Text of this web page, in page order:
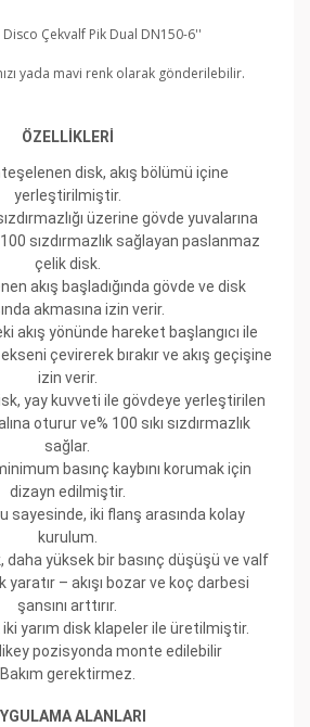
Disco Çekvalf Pik Dual DN150-6''
yada mavi renk olarak gönderilebilir.
ÖZELLİKLERİ
disk, akış bölümü içine
yerleştirilmiştir.
üzerine gövde yuvalarına
sızdırmazlık sağlayan paslanmaz
çelik disk.
akış başladığında gövde ve disk
akmasına izin verir.
akış yönünde hareket başlangıcı ile
çevirerek bırakır ve akış geçişine
izin verir.
yay kuvveti ile gövdeye yerleştirilen
oturur ve% 100 sıkı sızdırmazlık
sağlar.
basınç kaybını korumak için
dizayn edilmiştir.
sayesinde, iki flanş arasında kolay
kurulum.
daha yüksek bir basınç düşüşü ve valf
yaratır – akışı bozar ve koç darbesi
şansını arttırır.
yarım disk klapeler ile üretilmiştir.
pozisyonda monte edilebilir
Bakım gerektirmez.
ALANLARI